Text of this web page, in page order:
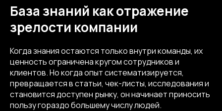
База знаний как отражение
зрелости компании
Когда знания остаются только внутри команды, их
ценность ограничена кругом сотрудников и
клиентов. Но когда опыт систематизируется,
превращается в статьи, чек-листы, исследования и
становится доступен рынку, он начинает приносить
пользу гораздо большему числу людей.